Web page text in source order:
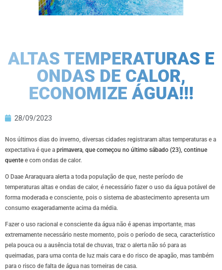
ALTAS TEMPERATURAS E
ONDAS DE CALOR,
ECONOMIZE ÁGUA!!!
28/09/2023
Nos últimos dias do inverno, diversas cidades registraram altas temperaturas e a
expectativa é que a primavera, que começou no último sábado (23), continue
quente e com ondas de calor.
O Daae Araraquara alerta a toda população de que, neste período de
temperaturas altas e ondas de calor, é necessário fazer o uso da água potável de
forma moderada e consciente, pois o sistema de abastecimento apresenta um
consumo exageradamente acima da média.
Fazer o uso racional e consciente da água não é apenas importante, mas
extremamente necessário neste momento, pois o período de seca, característico
pela pouca ou a ausência total de chuvas, traz o alerta não só para as
queimadas, para uma conta de luz mais cara e do risco de apagão, mas também
para o risco de falta de água nas torneiras de casa.